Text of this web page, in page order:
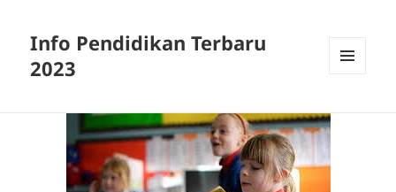
Info Pendidikan Terbaru
2023
WIDGETS